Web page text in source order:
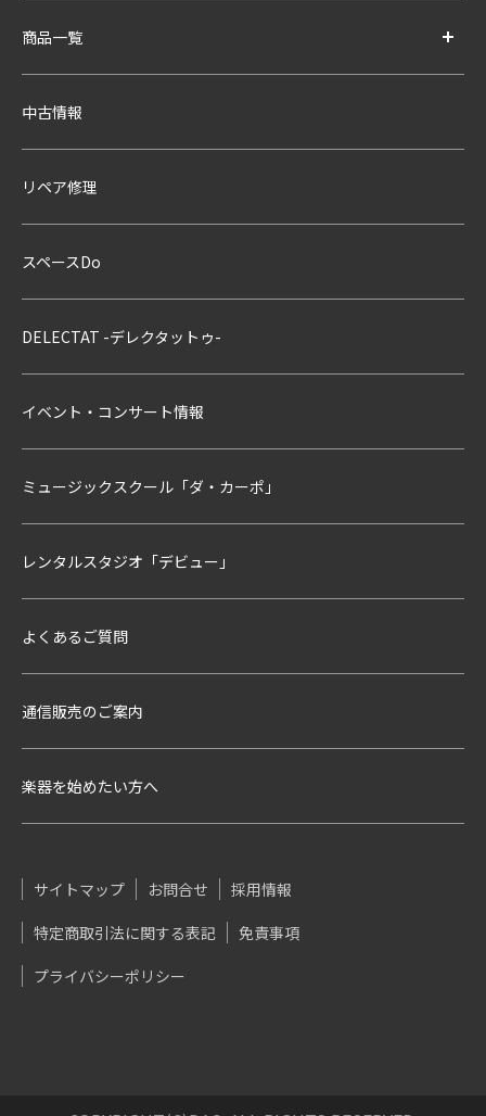
商品一覧
中古情報
リペア修理
スペースDo
DELECTAT -デレクタットゥ-
イベント・コンサート情報
ミュージックスクール「ダ・カーポ」
レンタルスタジオ「デビュー」
よくあるご質問
通信販売のご案内
楽器を始めたい方へ
サイトマップ お問合せ
採用情報
特定商取引法に関する表記
免責事項
プライバシーポリシー